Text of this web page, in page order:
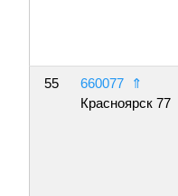
55 660077
⇑
Красноярск 77